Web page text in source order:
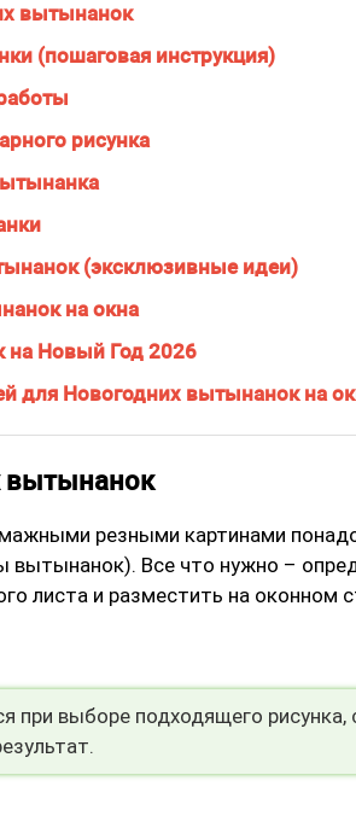
вытынанок
(пошаговая инструкция)
рисунка
(эксклюзивные идеи)
на окна
Новый Год 2026
для Новогодних вытынанок на
вытынанок
резными картинами
вытынанок). Все что нужно –
листа и разместить на оконном
при выборе подходящего рисунка,